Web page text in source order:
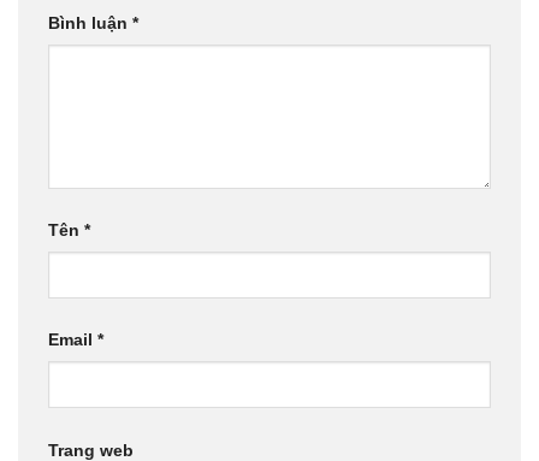
Bình luận *
Tên *
Email *
Trang web